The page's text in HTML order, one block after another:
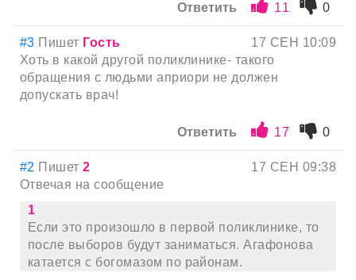
Ответить 11 0
#3 Пишет Гость
17 СЕН 10:09
Хоть в какой другой поликлинике- такого
обращения с людьми априори не должен
допускать врач!
Ответить 17 0
#2 Пишет2
17 СЕН 09:38
Отвечая на сообщение
1
Если это произошло в первой поликлинике, то
после выборов будут заниматься. Агафонова
катается с богомазом по районам.